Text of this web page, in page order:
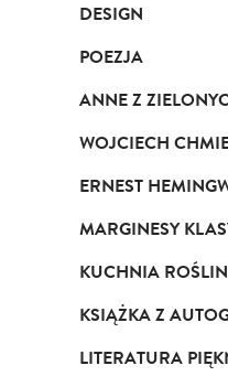
DESIGN
POEZJA
ANNE Z
WOJCIECH
ERNEST
MARGINESY
KUCHNIA
KSIĄŻKA Z
LITERATURA